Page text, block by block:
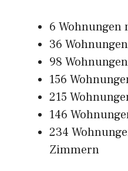
6 Wohnungen
36
98
156
215
146
234
Zimmern